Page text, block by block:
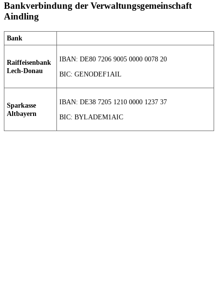
Bankverbindung der Verwaltungsgemeinschaft
Aindling
Bank
Raiffeisenbank
Lech-Donau
IBAN: DE80 7206 9005 0000 0078 20
BIC: GENODEF1AIL
Sparkasse
Altbayern
IBAN: DE38 7205 1210 0000 1237 37
BIC: BYLADEM1AIC